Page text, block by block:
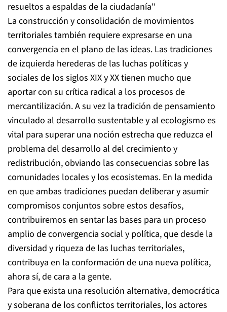
resueltos a espaldas de la ciudadanía"
La construcción y consolidación de movimientos
territoriales también requiere expresarse en una
convergencia en el plano de las ideas. Las tradiciones
de izquierda herederas de las luchas políticas y
sociales de los siglos XIX y XX tienen mucho que
aportar con su crítica radical a los procesos de
mercantilización. A su vez la tradición de pensamiento
vinculado al desarrollo sustentable y al ecologismo es
vital para superar una noción estrecha que reduzca el
problema del desarrollo al del crecimiento y
redistribución, obviando las consecuencias sobre las
comunidades locales y los ecosistemas. En la medida
en que ambas tradiciones puedan deliberar y asumir
compromisos conjuntos sobre estos desafíos,
contribuiremos en sentar las bases para un proceso
amplio de convergencia social y política, que desde la
diversidad y riqueza de las luchas territoriales,
contribuya en la conformación de una nueva política,
ahora sí, de cara a la gente.
Para que exista una resolución alternativa, democrática
y soberana de los conflictos territoriales, los actores